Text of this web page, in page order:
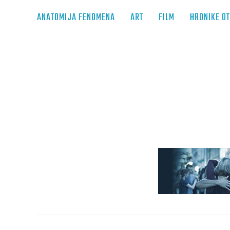
ANATOMIJA FENOMENA ART FILM HRONIKE